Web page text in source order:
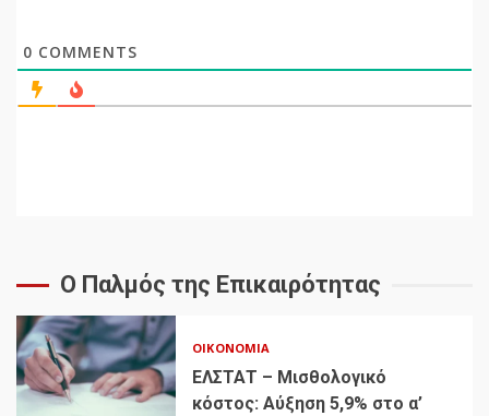
0 COMMENTS
Ο Παλμός της Επικαιρότητας
ΟΙΚΟΝΟΜΊΑ
ΕΛΣΤΑΤ – Μισθολογικό
κόστος: Αύξηση 5,9% στο α’